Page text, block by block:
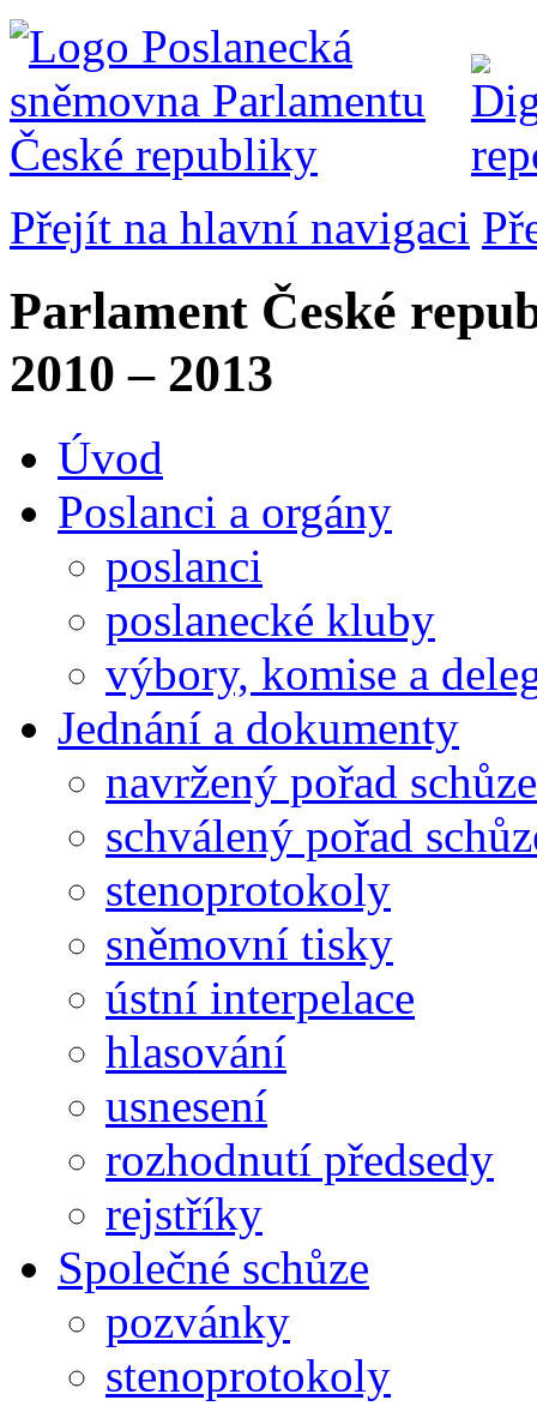
Přejít na hlavní navigaci
Parlament České
2010 – 2013
Úvod
Poslanci a orgány
poslanci
poslanecké kluby
výbory, komise a
Jednání a dokumenty
navržený pořad schůze
schválený pořad
stenoprotokoly
sněmovní tisky
ústní interpelace
hlasování
usnesení
rozhodnutí předsedy
rejstříky
Společné schůze
pozvánky
stenoprotokoly